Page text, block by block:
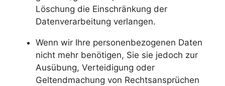
Löschung die Einschränkung der
Datenverarbeitung verlangen.
Wenn wir Ihre personenbezogenen Daten
nicht mehr benötigen, Sie sie jedoch zur
Ausübung, Verteidigung oder
Geltendmachung von Rechtsansprüchen